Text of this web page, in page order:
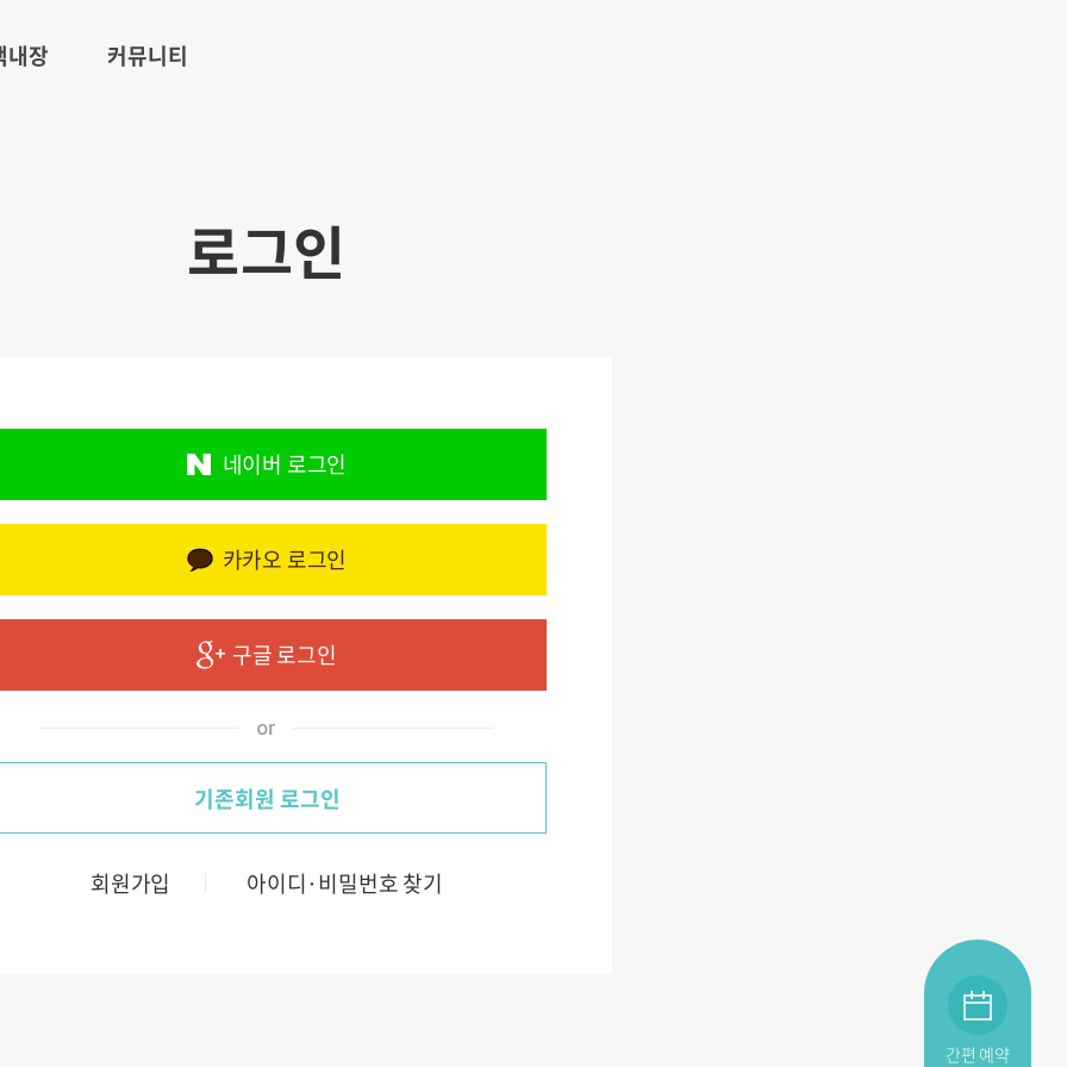
내장 커뮤니티
간편 예약
로그인
네이버 로그인
카카오 로그인
구글 로그인
기존회원 로그인
회원가입 아이디·비밀번호 찾기